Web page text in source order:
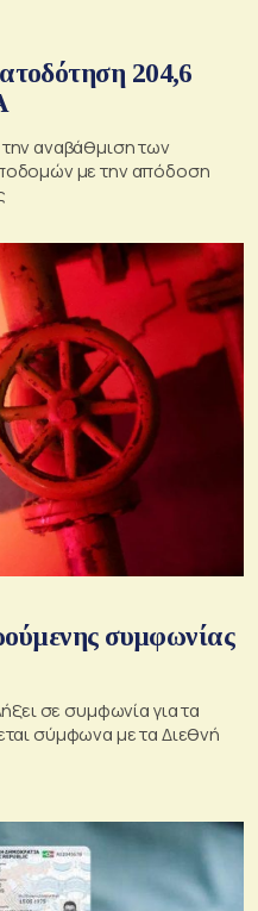
204,6
αναβάθμιση των
με την απόδοση
συμφωνίας
σε συμφωνία για τα